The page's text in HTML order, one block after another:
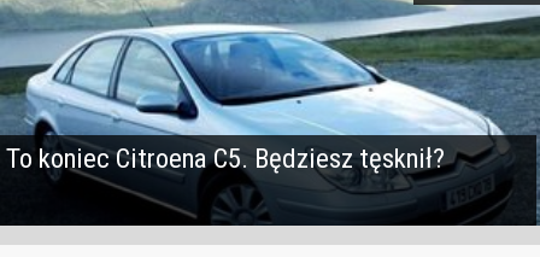
To koniec Citroena C5. Będziesz tęsknił?